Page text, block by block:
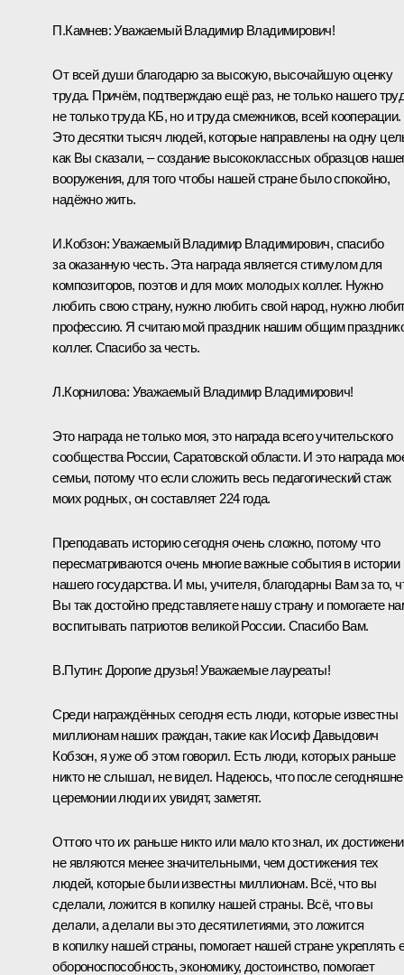
П.Камнев:Уважаемый Владимир Владимирович!
От всей души благодарю за высокую, высочайшую оценку
труда. Причём, подтверждаю ещё раз, не только нашего
не только труда КБ, но и труда смежников, всей кооперации.
Это десятки тысяч людей, которые направлены на одну
как Вы сказали, – создание высококлассных образцов
вооружения, для того чтобы нашей стране было спокойно,
надёжно жить.
И.Кобзон:Уважаемый Владимир Владимирович, спасибо
за оказанную честь. Эта награда является стимулом для
композиторов, поэтов и для моих молодых коллег. Нужно
любить свою страну, нужно любить свой народ, нужно
профессию. Я считаю мой праздник нашим общим
коллег. Спасибо за честь.
Л.Корнилова: Уважаемый Владимир Владимирович!
Это награда не только моя, это награда всего учительского
сообщества России, Саратовской области. И это награда
семьи, потому что если сложить весь педагогический стаж
моих родных, он составляет 224 года.
Преподавать историю сегодня очень сложно, потому что
пересматриваются очень многие важные события в истории
нашего государства. И мы, учителя, благодарны Вам за то,
Вы так достойно представляете нашу страну и помогаете
воспитывать патриотов великой России. Спасибо Вам.
В.Путин: Дорогие друзья! Уважаемые лауреаты!
Среди награждённых сегодня есть люди, которые известны
миллионам наших граждан, такие как Иосиф Давыдович
Кобзон, я уже об этом говорил. Есть люди, которых раньше
никто не слышал, не видел. Надеюсь, что после
церемонии люди их увидят, заметят.
Оттого что их раньше никто или мало кто знал, их
не являются менее значительными, чем достижения тех
людей, которые были известны миллионам. Всё, что вы
сделали, ложится в копилку нашей страны. Всё, что вы
делали, а делали вы это десятилетиями, это ложится
в копилку нашей страны, помогает нашей стране укреплять
обороноспособность, экономику, достоинство, помогает